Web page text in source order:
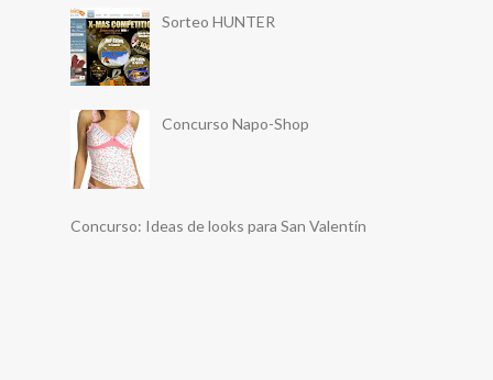
Sorteo HUNTER
Concurso Napo-Shop
Concurso: Ideas de looks para San Valentín